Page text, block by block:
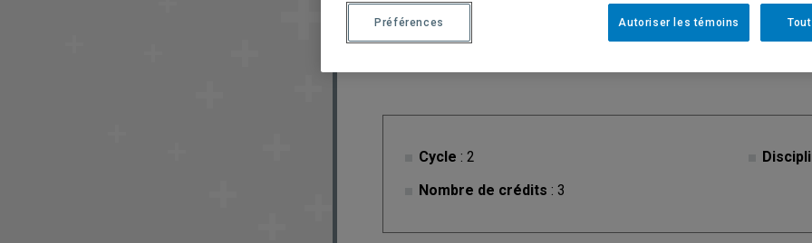
Cycle : 2
Nombre de crédits : 3
Autoriser les témoins
Préférences